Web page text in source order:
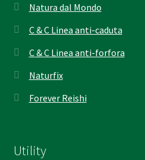
Natura dal Mondo
C & C Linea anti-caduta
C & C Linea anti-forfora
Naturfix
Forever Reishi
Utility